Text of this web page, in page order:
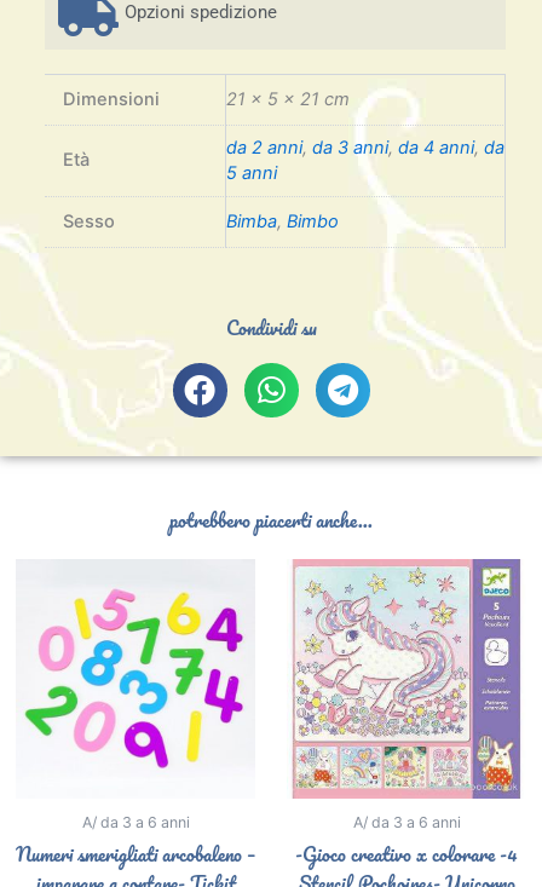
Opzioni spedizione
Dimensioni 21 × 5 × 21 cm
Età
da 2 anni, da 3 anni, da 4 anni, da
5 anni
Sesso Bimba, Bimbo
Condividi su
potrebbero piacerti anche...
A/ da 3 a 6 anni
Numeri smerigliati arcobaleno –
A/ da 3 a 6 anni
-Gioco creativo x colorare -4